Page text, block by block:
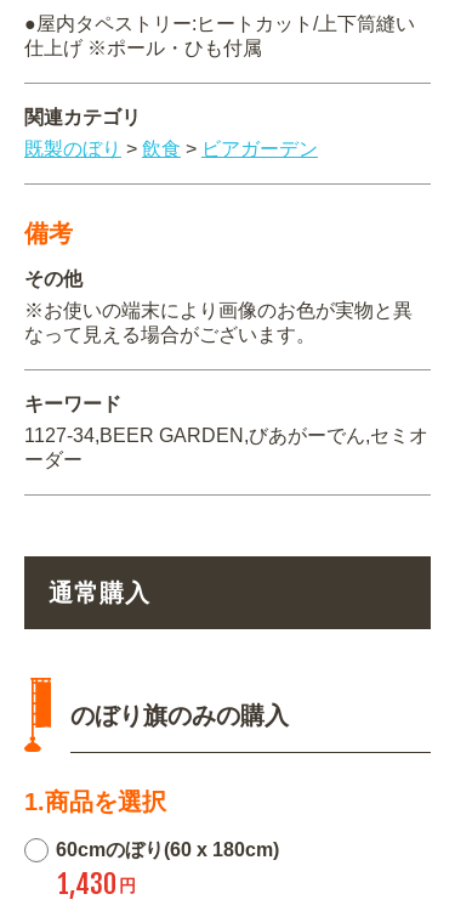
●屋内タペストリー:ヒートカット/上下筒縫い
仕上げ ※ポール・ひも付属
関連カテゴリ
既製のぼり > 飲食 > ビアガーデン
備考
その他
※お使いの端末により画像のお色が実物と異
なって見える場合がございます。
キーワード
1127-34,BEER GARDEN,びあがーでん,セミオ
ーダー
通常購入
のぼり旗のみの購入
1.商品を選択
60cmのぼり(60 x 180cm)
1,430 円